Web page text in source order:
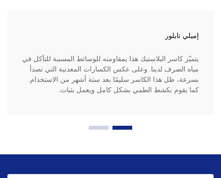
إميلي تايلور
يتميّز كاسر البلاستيك هذا بمقاومته للوسائط المسببة للتآكل في
مياه الصرف لدينا. وعلى عكس الكسارات المعدنية التي تصدأ
بسرعة، ظل هذا الكاسر سليمًا بعد ستة أشهر من الاستخدام.
كما يقوم بكشط الطمي بشكل كامل ويعمل بثبات.